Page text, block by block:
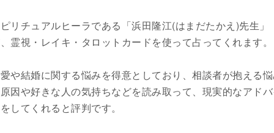
リチュアルヒーラである「浜田隆江(はまだたかえ)先生」
霊視・レイキ・タロットカードを使って占ってくれます。
や結婚に関する悩みを得意としており、相談者が抱える
因や好きな人の気持ちなどを読み取って、現実的なアドバ
してくれると評判です。